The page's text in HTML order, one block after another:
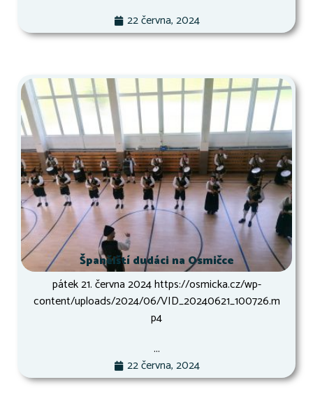
22 června, 2024
Španělští dudáci na Osmičce
pátek 21. června 2024 https://osmicka.cz/wp-
content/uploads/2024/06/VID_20240621_100726.m
p4
...
22 června, 2024